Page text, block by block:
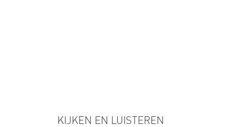
KIJKEN EN LUISTEREN